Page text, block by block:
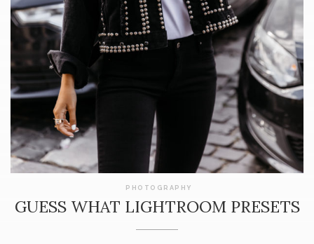
PHOTOGRAPHY
GUESS WHAT LIGHTROOM PRESETS